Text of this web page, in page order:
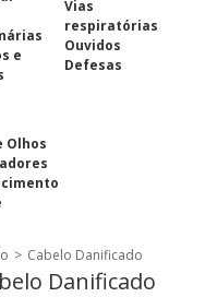
e
Vias
respiratórias
Ouvidos
Defesas
Olhos
> Cabelo Danificado
Danificado